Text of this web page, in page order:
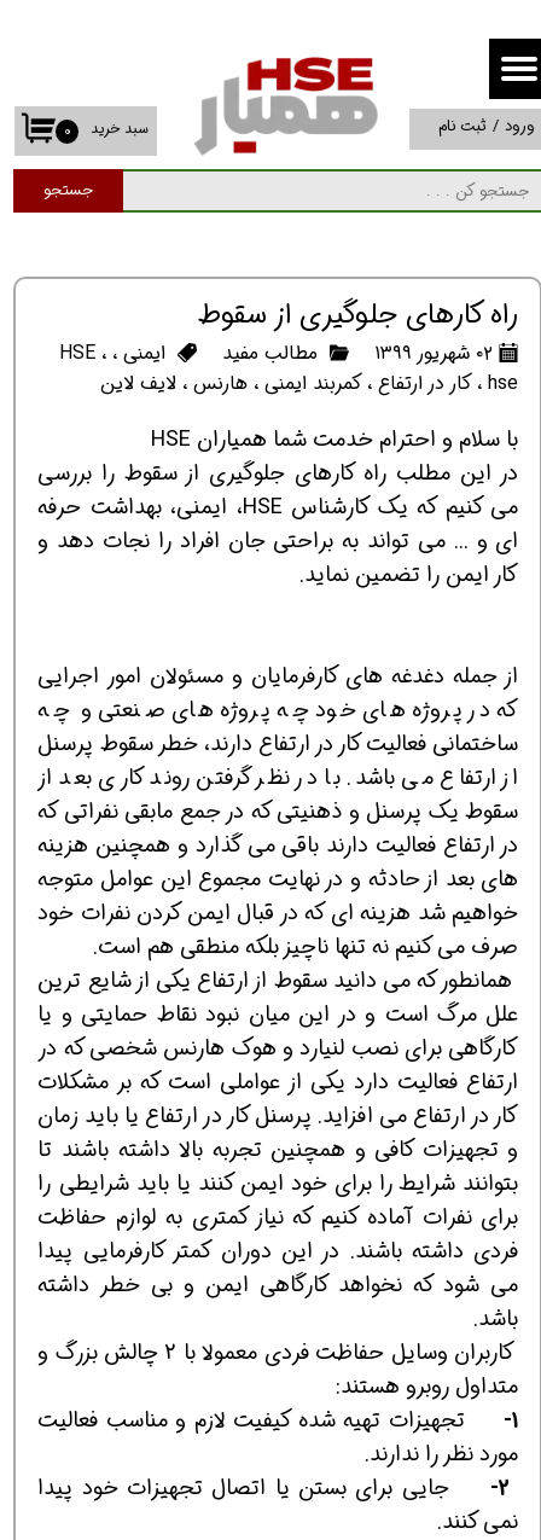
جستجو
۰ سبد خرید ورود / ثبت نام
حساب کاربری من
تغییر گذر واژه
سفارشات
راه کارهای جلوگیری از سقوط
۰۲ شهریور ۱۳۹۹ مطالب مفید ایمنی، HSE ،
hse، کار در ارتفاع، کمربند ایمنی، هارنس، لایف لاین
با سلام و احترام خدمت شما همیاران HSE
در این مطلب راه کارهای جلوگیری از سقوط را بررسی
می کنیم که یک کارشناس HSE، ایمنی، بهداشت حرفه
ای و ... می تواند به براحتی جان افراد را نجات دهد و
کار ایمن را تضمین نماید.
از جمله دغدغه های کارفرمایان و مسئولان امور اجرایی
که در پروژه های خود چه پروژه های صنعتی و چه
ساختمانی فعالیت کار در ارتفاع دارند، خطر سقوط پرسنل
از ارتفاع می باشد. با در نظر گرفتن روند کاری بعد از
سقوط یک پرسنل و ذهنیتی که در جمع مابقی نفراتی که
در ارتفاع فعالیت دارند باقی می گذارد و همچنین هزینه
های بعد از حادثه و در نهایت مجموع این عوامل متوجه
خواهیم شد هزینه ای که در قبال ایمن کردن نفرات خود
صرف می کنیم نه تنها ناچیز بلکه منطقی هم است.
همانطور که می دانید سقوط از ارتفاع یکی از شایع ترین
علل مرگ است و در این میان نبود نقاط حمایتی و یا
کارگاهی برای نصب لنیارد و هوک هارنس شخصی که در
ارتفاع فعالیت دارد یکی از عواملی است که بر مشکلات
کار در ارتفاع می افزاید. پرسنل کار در ارتفاع یا باید زمان
و تجهیزات کافی و همچنین تجربه بالا داشته باشند تا
بتوانند شرایط را برای خود ایمن کنند یا باید شرایطی را
برای نفرات آماده کنیم که نیاز کمتری به لوازم حفاظت
فردی داشته باشند. در این دوران کمتر کارفرمایی پیدا
می شود که نخواهد کارگاهی ایمن و بی خطر داشته
باشد.
کاربران وسایل حفاظت فردی معمولا با 2 چالش بزرگ و
متداول روبرو هستند:
1-
تجهیزات تهیه شده کیفیت لازم و مناسب فعالیت
مورد نظر را ندارند.
2-
جایی برای بستن یا اتصال تجهیزات خود پیدا
نمی کنند.